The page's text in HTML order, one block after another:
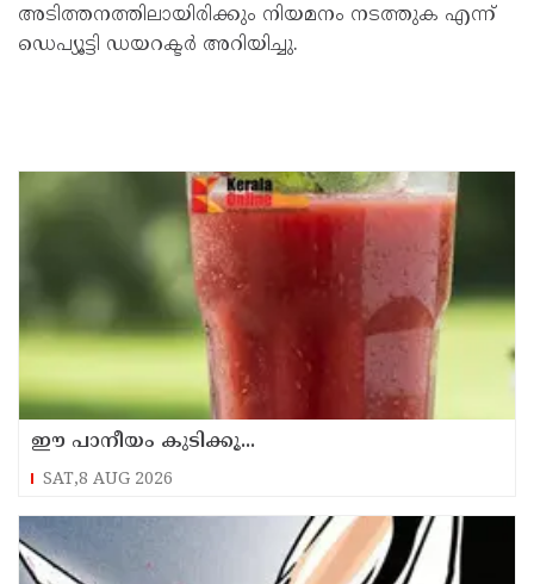
അടിത്തനത്തിലായിരിക്കും നിയമനം നടത്തുക എന്ന്
ഡെപ്യൂട്ടി ഡയറക്ടര്‍ അറിയിച്ചു.
ഈ പാനീയം കുടിക്കൂ...
SAT,8 AUG 2026